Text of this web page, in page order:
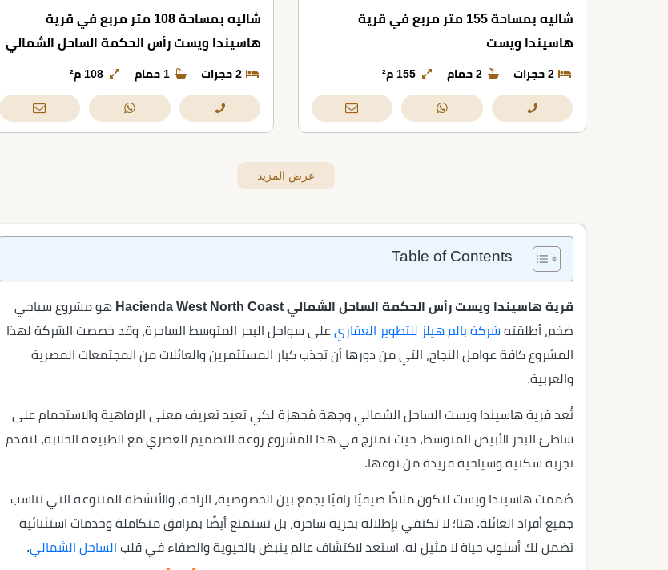
شاليه بمساحة 155 متر مربع في قرية
هاسيندا ويست
2 حجرات 2 حمام 155 م²
شاليه بمساحة 108 متر مربع في قرية
هاسيندا ويست رأس الحكمة الساحل الشمالي
2 حجرات 1 حمام 108 م²
عرض المزيد
Table of Contents
قرية هاسيندا ويست رأس الحكمة الساحل الشمالي Hacienda West North Coast
هو مشروع سياحي
ضخم، أطلقته شركة بالم هيلز للتطوير العقاري على سواحل البحر المتوسط الساحرة، وقد خصصت الشركة لهذا
المشروع كافة عوامل النجاح، التي من دورها أن تجذب كبار المستثمرين والعائلات من المجتمعات المصرية
والعربية.
تُعد قرية هاسيندا ويست الساحل الشمالي وجهة مُجهزة لكي تعيد تعريف معنى الرفاهية والاستجمام على
شاطئ البحر الأبيض المتوسط، حيث تمتزج في هذا المشروع روعة التصميم العصري مع الطبيعة الخلابة، لتقدم
تجربة سكنية وسياحية فريدة من نوعها.
صُممت هاسيندا ويست لتكون ملاذًا صيفيًا راقيًا يجمع بين الخصوصية، الراحة، والأنشطة المتنوعة التي تناسب
جميع أفراد العائلة. هنا؛ لا تكتفي بإطلالة بحرية ساحرة، بل تستمتع أيضًا بمرافق متكاملة وخدمات استثنائية
تضمن لك أسلوب حياة لا مثيل له. استعد لاكتشاف عالم ينبض بالحيوية والصفاء في قلب الساحل الشمالي.